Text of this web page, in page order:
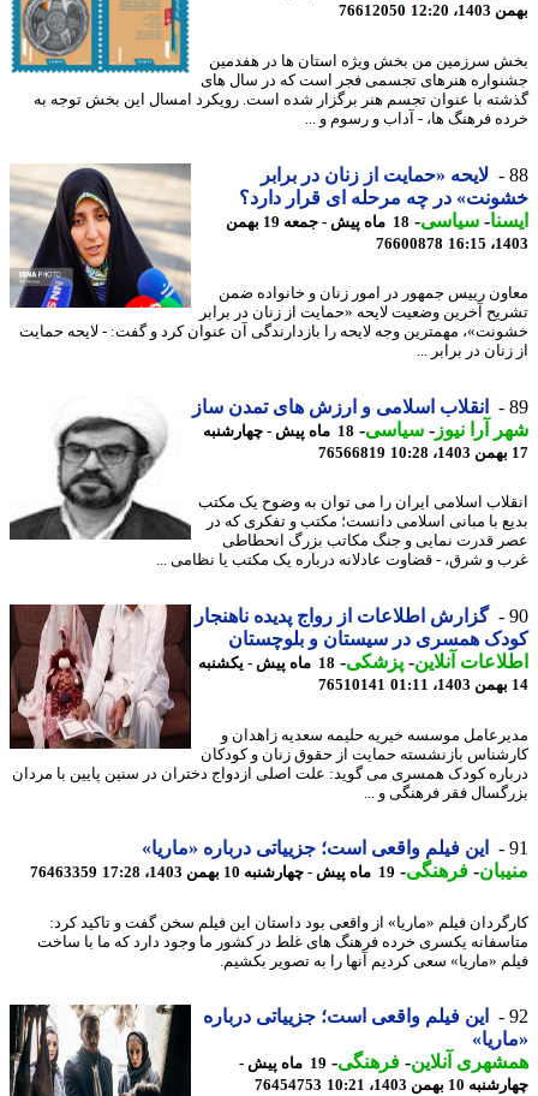
12:20
76612050
سرزمین من بخش ویژه استان ها در هفدمین
هنرهای تجسمی فجر است که در سال های
با عنوان تجسم هنر برگزار شده است. رویکرد امسال این بخش توجه به
فرهنگ ها، - آداب و رسوم و ...
لایحه «حمایت از زنان در برابر
در چه مرحله ای قرار دارد؟
-سیاسی-
18 ماه پیش - جمعه 19 بهمن
76600878
رییس جمهور در امور زنان و خانواده ضمن
آخرین وضعیت لایحه «حمایت از زنان در برابر
مهمترین وجه لایحه را بازدارندگی آن عنوان کرد و گفت: - لایحه حمایت
در برابر ...
انقلاب اسلامی و ارزش های تمدن ساز
آرا نیوز-سیاسی-
18 ماه پیش - چهارشنبه
76566819
اسلامی ایران را می توان به وضوح یک مکتب
با مبانی اسلامی دانست؛ مکتب و تفکری که در
قدرت نمایی و جنگ مکاتب بزرگ انحطاطی
و شرق، - قضاوت عادلانه درباره یک مکتب یا نظامی ...
گزارش اطلاعات از رواج پدیده ناهنجار
همسری در سیستان و بلوچستان
آنلاین-پزشکی-
18 ماه پیش - یکشنبه
76510141
موسسه خیریه حلیمه سعدیه زاهدان و
بازنشسته حمایت از حقوق زنان و کودکان
کودک همسری می گوید: علت اصلی ازدواج دختران در سنین پایین با مردان
فقر فرهنگی و ...
این فیلم واقعی است؛ جزییاتی درباره «ماریا»
-فرهنگی-19 ماه پیش - چهارشنبه 10 بهمن 1403، 17:28 76463359
فیلم «ماریا» از واقعی بود داستان این فیلم سخن گفت و تاکید کرد:
یکسری خرده فرهنگ های غلط در کشور ما وجود دارد که ما با ساخت
«ماریا» سعی کردیم آنها را به تصویر بکشیم.
این فیلم واقعی است؛ جزییاتی درباره
آنلاین-فرهنگی-
19 ماه پیش -
بهمن 1403، 10:21
76454753